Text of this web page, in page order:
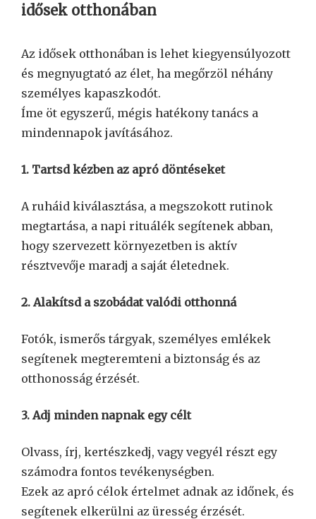
idősek otthonában
Az idősek otthonában is lehet kiegyensúlyozott
és megnyugtató az élet, ha megőrzöl néhány
személyes kapaszkodót.
Íme öt egyszerű, mégis hatékony tanács a
mindennapok javításához.
1. Tartsd kézben az apró döntéseket
A ruháid kiválasztása, a megszokott rutinok
megtartása, a napi rituálék segítenek abban,
hogy szervezett környezetben is aktív
résztvevője maradj a saját életednek.
2. Alakítsd a szobádat valódi otthonná
Fotók, ismerős tárgyak, személyes emlékek
segítenek megteremteni a biztonság és az
otthonosság érzését.
3. Adj minden napnak egy célt
Olvass, írj, kertészkedj, vagy vegyél részt egy
számodra fontos tevékenységben.
Ezek az apró célok értelmet adnak az időnek, és
segítenek elkerülni az üresség érzését.